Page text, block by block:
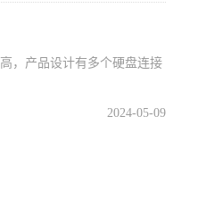
，产品设计有多个硬盘连接
2024-05-09